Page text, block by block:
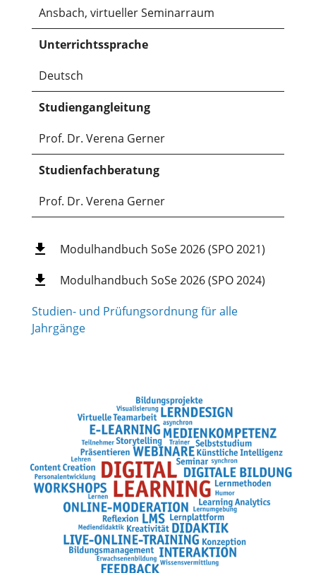
Ansbach, virtueller Seminarraum
Unterrichtssprache
Deutsch
Studiengangleitung
Prof. Dr. Verena Gerner
Studienfachberatung
Prof. Dr. Verena Gerner
Modulhandbuch SoSe 2026 (SPO 2021)
Modulhandbuch SoSe 2026 (SPO 2024)
Studien- und Prüfungsordnung für alle
Jahrgänge